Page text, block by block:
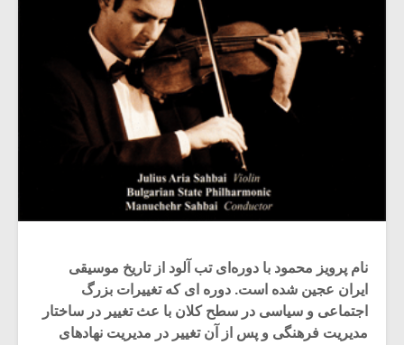
نام پرویز محمود با دوره‌ای تب آلود از تاریخ موسیقی
ایران عجین شده است. دوره ای که تغییرات بزرگ
اجتماعی و سیاسی در سطح کلان با عث تغییر در ساختار
مدیریت فرهنگی و پس از آن تغییر در مدیریت نهادهای